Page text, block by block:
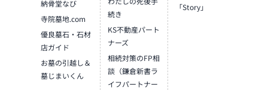
☆製造直売ならでは
の品質と納得の価
格。川辺直営工場の
職人の技で、安心の
ます。
★店内のお仏壇は全
納骨堂なび
寺院墓地.com
優良墓石・石材
店ガイド
お墓の引越し＆
墓じまいくん
続き
KS不動産パート
ナーズ
相続対策のFP相
談（鎌倉新書ラ
イフパートナー
「Story」